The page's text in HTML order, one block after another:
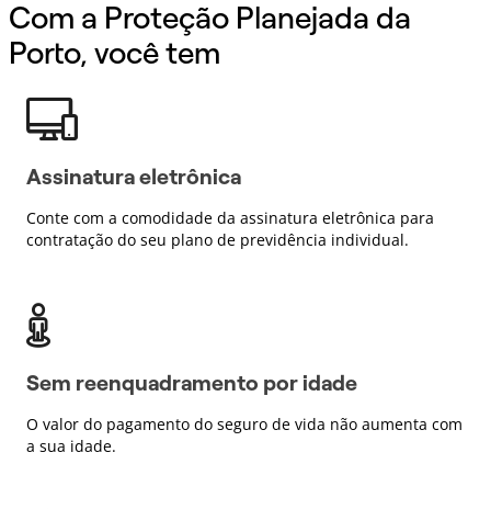
Com a Proteção Planejada da
Porto, você tem
Assinatura eletrônica
Conte com a comodidade da assinatura eletrônica para
contratação do seu plano de previdência individual.
Sem reenquadramento por idade
O valor do pagamento do seguro de vida não aumenta com
a sua idade.